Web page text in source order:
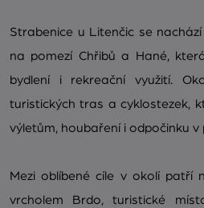
Strabenice u Litenčic se
na pomezí Chřibů a Hané,
bydlení i rekreační využití.
turistických tras a cyklostezek,
výletům, houbaření i odpočinku v
Mezi oblíbené cíle v okolí patří
vrcholem Brdo, turistické